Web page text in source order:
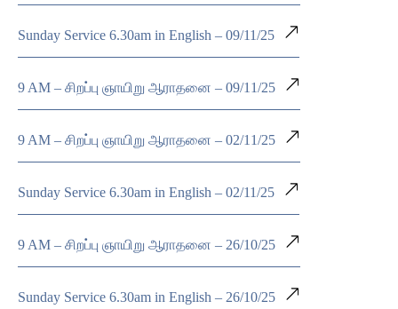
Sunday Service 6.30am in English – 09/11/25
9 AM – சிறப்பு ஞாயிறு ஆராதனை – 09/11/25
9 AM – சிறப்பு ஞாயிறு ஆராதனை – 02/11/25
Sunday Service 6.30am in English – 02/11/25
9 AM – சிறப்பு ஞாயிறு ஆராதனை – 26/10/25
Sunday Service 6.30am in English – 26/10/25